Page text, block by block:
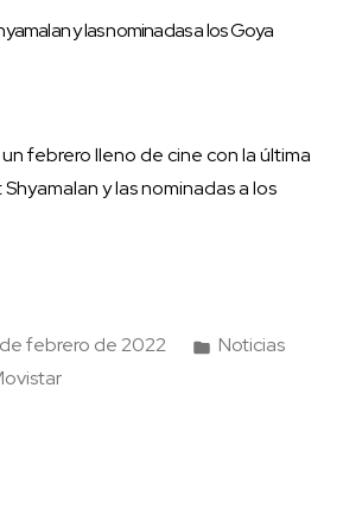
y las nominadas a los Goya
febrero lleno de cine con la última
y las nominadas a los
de febrero de 2022
Noticias